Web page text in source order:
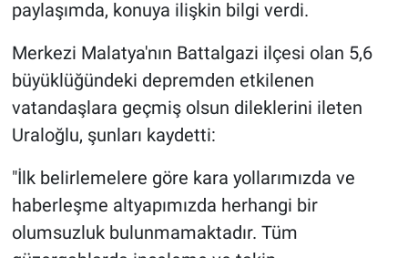
paylaşımda, konuya ilişkin bilgi verdi.
Merkezi Malatya'nın Battalgazi ilçesi olan 5,6
büyüklüğündeki depremden etkilenen
vatandaşlara geçmiş olsun dileklerini ileten
Uraloğlu, şunları kaydetti:
"İlk belirlemelere göre kara yollarımızda ve
haberleşme altyapımızda herhangi bir
olumsuzluk bulunmamaktadır. Tüm